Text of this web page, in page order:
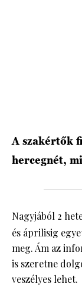
A szakértők
hercegnét,
Nagyjából 2
és áprilisig
meg. Ám az
is szeretne
veszélyes lehet.